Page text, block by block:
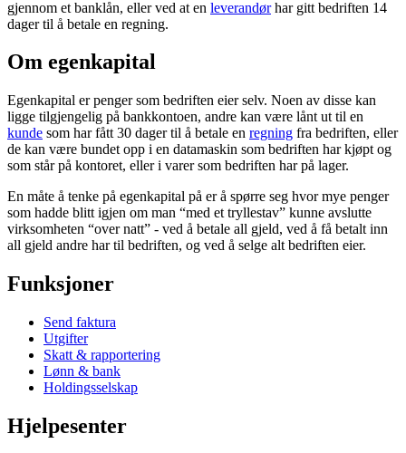
gjennom et banklån, eller ved at en leverandørhar gitt bedriften 14
dager til å betale en regning.
Om egenkapital
Egenkapital er penger som bedriften eier selv. Noen av disse kan
ligge tilgjengelig på bankkontoen, andre kan være lånt ut til en
kunde som har fått 30 dager til å betale en regning fra bedriften, eller
de kan være bundet opp i en datamaskin som bedriften har kjøpt og
som står på kontoret, eller i varer som bedriften har på lager.
En måte å tenke på egenkapital på er å spørre seg hvor mye penger
som hadde blitt igjen om man “med et tryllestav” kunne avslutte
virksomheten “over natt” - ved å betale all gjeld, ved å få betalt inn
all gjeld andre har til bedriften, og ved å selge alt bedriften eier.
Funksjoner
Send faktura
Utgifter
Skatt & rapportering
Lønn & bank
Holdingsselskap
Hjelpesenter